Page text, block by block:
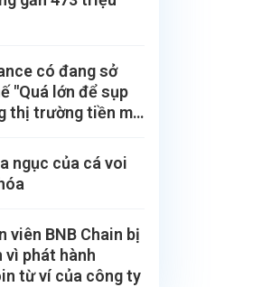
có đang sở
"Quá lớn để sụp
thị trường tiền mã
ngục của cá voi
viên BNB Chain bị
vì phát hành
từ ví của công ty